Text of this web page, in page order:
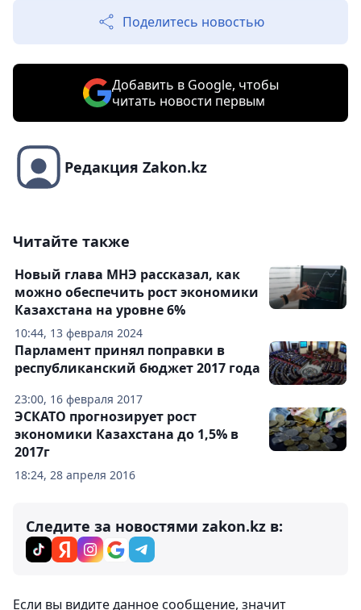
Поделитесь новостью
Добавить в Google, чтобы
читать новости первым
Редакция Zakon.kz
Читайте также
10:44, 13 февраля 2024
Новый глава МНЭ рассказал, как
можно обеспечить рост экономики
Казахстана на уровне 6%
23:00, 16 февраля 2017
Парламент принял поправки в
республиканский бюджет 2017 года
18:24, 28 апреля 2016
ЭСКАТО прогнозирует рост
экономики Казахстана до 1,5% в
2017г
Следите за новостями zakon.kz в:
Если вы видите данное сообщение, значит